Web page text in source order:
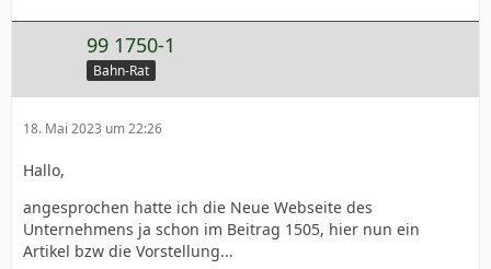
99 1750-1
Bahn-Rat
18. Mai 2023 um 22:26
Hallo,
angesprochen hatte ich die Neue Webseite des
Unternehmens ja schon im Beitrag 1505, hier nun ein
Artikel bzw die Vorstellung...